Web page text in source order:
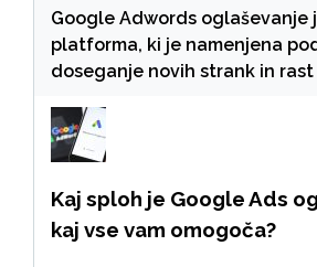
Google Adwords oglaševanje
platforma, ki je namenjena
doseganje novih strank in rast
Kaj sploh je Google Ads
kaj vse vam omogoča?